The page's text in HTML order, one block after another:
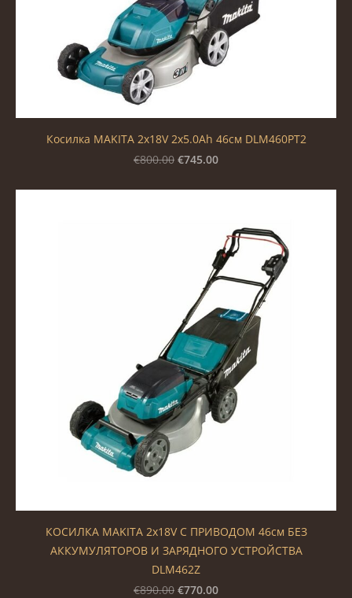
Косилка MAKITA 2x18V 2x5.0Ah 46см DLM460PT2
€800.00 €745.00
КОСИЛКА MAKITA 2x18V С ПРИВОДОМ 46см БЕЗ
АККУМУЛЯТОРОВ И ЗАРЯДНОГО УСТРОЙСТВА
DLM462Z
€890.00 €770.00